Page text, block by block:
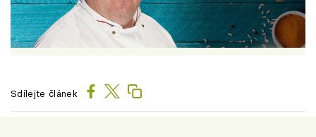
Sdílejte článek